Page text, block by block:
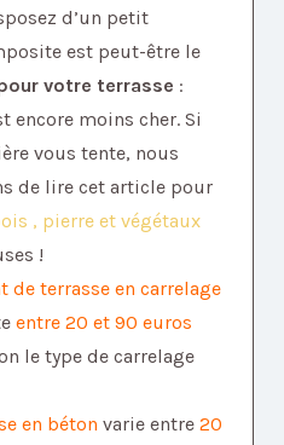
d’un petit
est peut-être le
votre terrasse :
encore moins cher. Si
vous tente, nous
de lire cet article pour
, pierre et végétaux
!
de terrasse en carrelage
entre 20 et 90 euros
le type de carrelage
en béton varie entre 20